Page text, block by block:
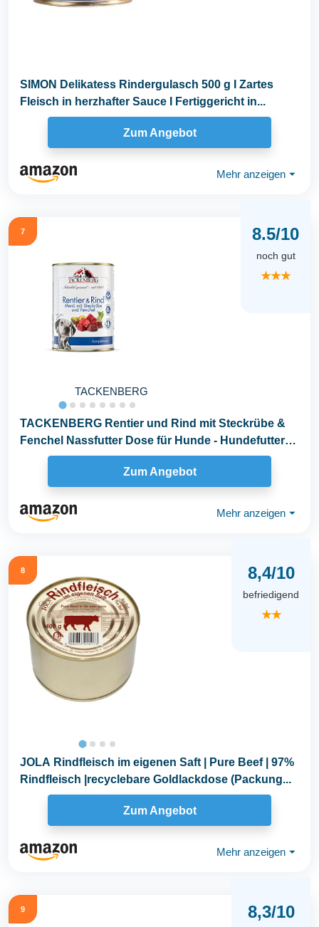
SIMON Delikatess Rindergulasch 500 g I Zartes
Fleisch in herzhafter Sauce I Fertiggericht in...
Zum Angebot
Mehr anzeigen ⏷
7
TACKENBERG
8.5/10
noch gut
★★★
TACKENBERG Rentier und Rind mit Steckrübe &
Fenchel Nassfutter Dose für Hunde - Hundefutter
Zum Angebot
Mehr anzeigen ⏷
8 8,4/10
befriedigend
★★
JOLA Rindfleisch im eigenen Saft | Pure Beef | 97%
Rindfleisch |recyclebare Goldlackdose (Packung...
Zum Angebot
Mehr anzeigen ⏷
9 8,3/10